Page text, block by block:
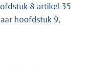
8 artikel 35
hoofdstuk 9,